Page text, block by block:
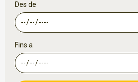
Des de
Fins a